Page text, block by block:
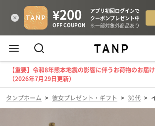
【重要】令和8年熊本地震の影響に伴うお荷物のお届
（2026年7月29日更新）
タンプホーム > 彼女プレゼント・ギフト > 30代 >